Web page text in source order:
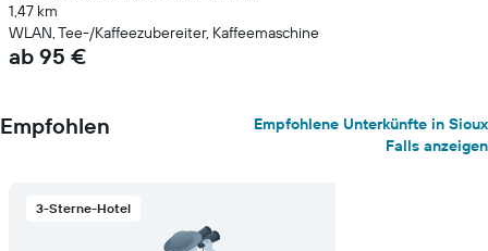
1,47 km
WLAN, Tee-/Kaffeezubereiter, Kaffeemaschine
ab 95 €
Empfohlen
Empfohlene Unterkünfte in Sioux
Falls anzeigen
3-Sterne-Hotel